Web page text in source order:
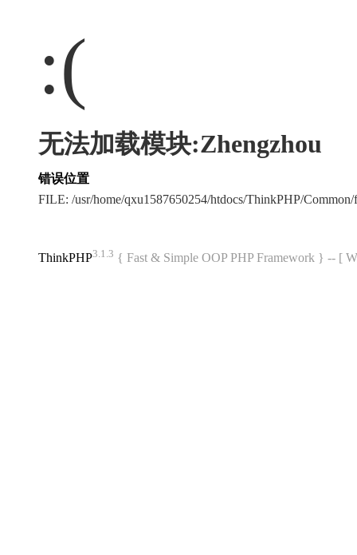
:(
无法加载模块:Zhengzhou
错误位置
FILE: /usr/home/qxu1587650254/htdocs/ThinkPHP/
ThinkPHP3.1.3 { Fast & Simple OOP PHP Framework } -- [